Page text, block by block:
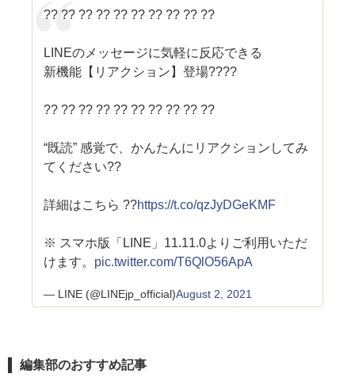
?? ?? ?? ?? ?? ?? ?? ?? ?? ??
LINEのメッセージに気軽に反応できる
新機能【リアクション】登場????
?? ?? ?? ?? ?? ?? ?? ?? ?? ??
“既読” 感覚で、かんたんにリアクションしてみ
てください??
詳細はこちら ??https://t.co/qzJyDGeKMF
※ スマホ版「LINE」11.11.0よりご利用いただ
けます。 pic.twitter.com/T6QlO56ApA
— LINE (@LINEjp_official)August 2, 2021
編集部のおすすめ記事